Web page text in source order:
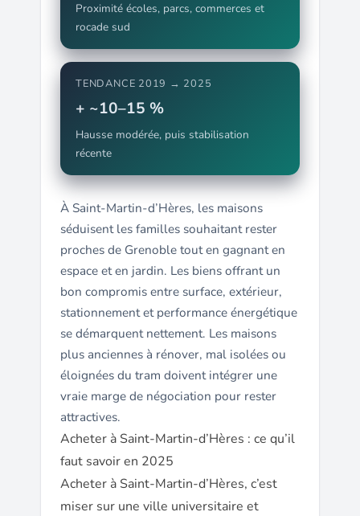
Proximité écoles, parcs, commerces et
rocade sud
TENDANCE 2019 → 2025
+ ~10–15 %
Hausse modérée, puis stabilisation
récente
À Saint-Martin-d’Hères, les maisons
séduisent les familles souhaitant rester
proches de Grenoble tout en gagnant en
espace et en jardin. Les biens offrant un
bon compromis entre surface, extérieur,
stationnement et performance énergétique
se démarquent nettement. Les maisons
plus anciennes à rénover, mal isolées ou
éloignées du tram doivent intégrer une
vraie marge de négociation pour rester
attractives.
Acheter à Saint-Martin-d’Hères : ce qu’il
faut savoir en 2025
Acheter à Saint-Martin-d’Hères, c’est
miser sur une ville universitaire et